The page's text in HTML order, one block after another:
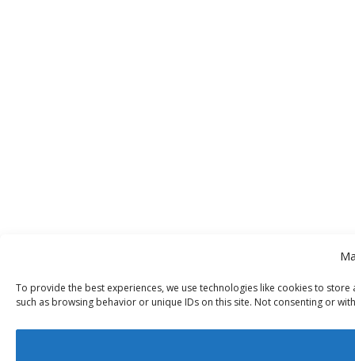
To provide the best experiences, we use technologies like cookies to
such as browsing behavior or unique IDs on this site. Not consenting or